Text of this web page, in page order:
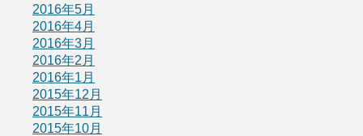
2016年5月
2016年4月
2016年3月
2016年2月
2016年1月
2015年12月
2015年11月
2015年10月